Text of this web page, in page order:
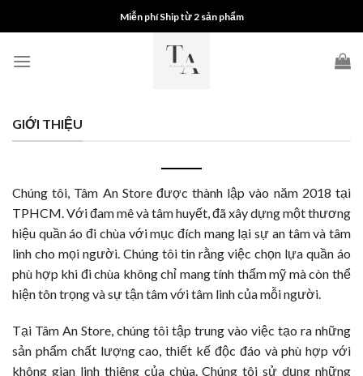
to
Miễn phí Ship từ 2 sản phẩm
GIỚI THIỆU
Chúng tôi, Tâm An Store được thành lập vào năm 2018 tại
TPHCM. Với đam mê và tâm huyết, đã xây dựng một thương
hiệu quần áo đi chùa với mục đích mang lại sự an tâm và tâm
linh cho mọi người. Chúng tôi tin rằng việc chọn lựa quần áo
phù hợp khi đi chùa không chỉ mang tính thẩm mỹ mà còn thể
hiện tôn trọng và sự tận tâm với tâm linh của mỗi người.
Tại Tâm An Store, chúng tôi tập trung vào việc tạo ra những
sản phẩm chất lượng cao, thiết kế độc đáo và phù hợp với
không gian linh thiêng của chùa. Chúng tôi sử dụng những